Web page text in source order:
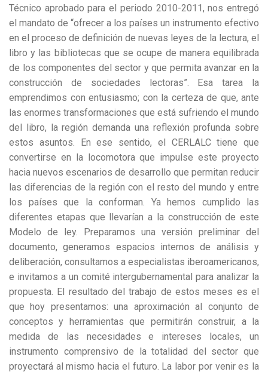
Técnico aprobado para el periodo 2010-2011, nos entregó
el mandato de “ofrecer a los países un instrumento efectivo
en el proceso de definición de nuevas leyes de la lectura, el
libro y las bibliotecas que se ocupe de manera equilibrada
de los componentes del sector y que permita avanzar en la
construcción de sociedades lectoras”. Esa tarea la
emprendimos con entusiasmo; con la certeza de que, ante
las enormes transformaciones que está sufriendo el mundo
del libro, la región demanda una reflexión profunda sobre
estos asuntos. En ese sentido, el CERLALC tiene que
convertirse en la locomotora que impulse este proyecto
hacia nuevos escenarios de desarrollo que permitan reducir
las diferencias de la región con el resto del mundo y entre
los países que la conforman. Ya hemos cumplido las
diferentes etapas que llevarían a la construcción de este
Modelo de ley. Preparamos una versión preliminar del
documento, generamos espacios internos de análisis y
deliberación, consultamos a especialistas iberoamericanos,
e invitamos a un comité intergubernamental para analizar la
propuesta. El resultado del trabajo de estos meses es el
que hoy presentamos: una aproximación al conjunto de
conceptos y herramientas que permitirán construir, a la
medida de las necesidades e intereses locales, un
instrumento comprensivo de la totalidad del sector que
proyectará al mismo hacia el futuro. La labor por venir es la